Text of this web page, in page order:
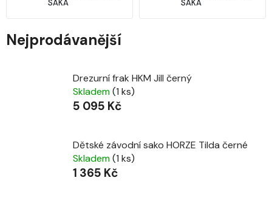
SAKA
SAKA
Nejprodávanější
Drezurní frak HKM Jill černý
Skladem(1 ks)
5 095 Kč
Dětské závodní sako HORZE Tilda černé
Skladem(1 ks)
1 365 Kč